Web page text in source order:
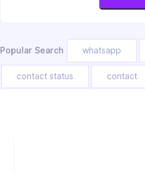
Popular Search whatsapp
contact status contact